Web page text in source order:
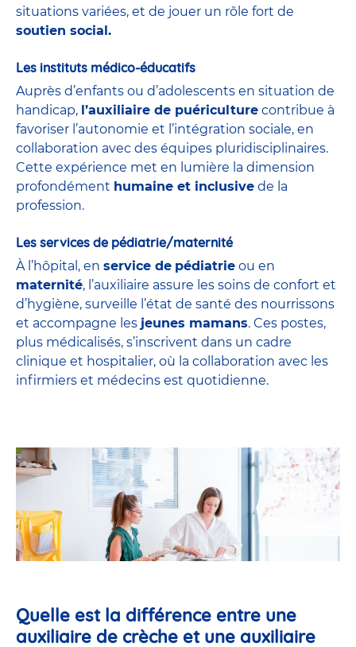
situations variées, et de jouer un rôle fort de
soutien social.
Les instituts médico-éducatifs
Auprès d’enfants ou d’adolescents en situation de
handicap, l’auxiliaire de puériculture contribue à
favoriser l’autonomie et l’intégration sociale, en
collaboration avec des équipes pluridisciplinaires.
Cette expérience met en lumière la dimension
profondément humaine et inclusive de la
profession.
Les services de pédiatrie/maternité
À l’hôpital, en service de pédiatrie ou en
maternité, l’auxiliaire assure les soins de confort et
d’hygiène, surveille l’état de santé des nourrissons
et accompagne les jeunes mamans. Ces postes,
plus médicalisés, s’inscrivent dans un cadre
clinique et hospitalier, où la collaboration avec les
infirmiers et médecins est quotidienne.
Quelle est la différence entre une
auxiliaire de crèche et une auxiliaire